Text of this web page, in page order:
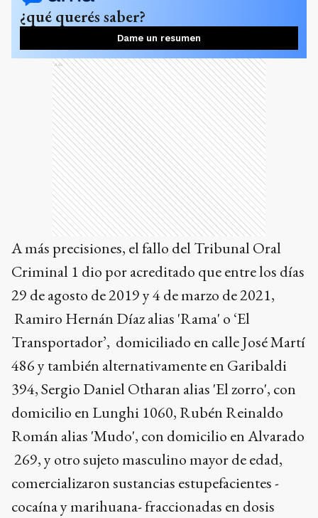
¿qué querés saber?
Dame un resumen
Ads
A más precisiones, el fallo del Tribunal Oral
Criminal 1 dio por acreditado que entre los días
29 de agosto de 2019 y 4 de marzo de 2021,
Ramiro Hernán Díaz alias 'Rama' o ‘El
Transportador’, domiciliado en calle José Martí
486 y también alternativamente en Garibaldi
394, Sergio Daniel Otharan alias 'El zorro', con
domicilio en Lunghi 1060, Rubén Reinaldo
Román alias 'Mudo', con domicilio en Alvarado
269, y otro sujeto masculino mayor de edad,
comercializaron sustancias estupefacientes -
cocaína y marihuana- fraccionadas en dosis